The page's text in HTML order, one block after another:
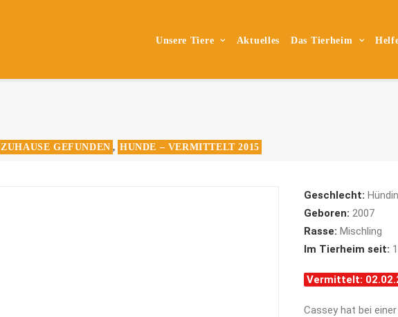
Unsere Tiere Aktuelles Das Tierheim
ZUHAUSE GEFUNDEN , HUNDE – VERMITTELT 2015
Geschlecht: Hündin
Geboren: 2007
Rasse: Mischling
Im Tierheim seit:
Vermittelt:
Cassey hat bei